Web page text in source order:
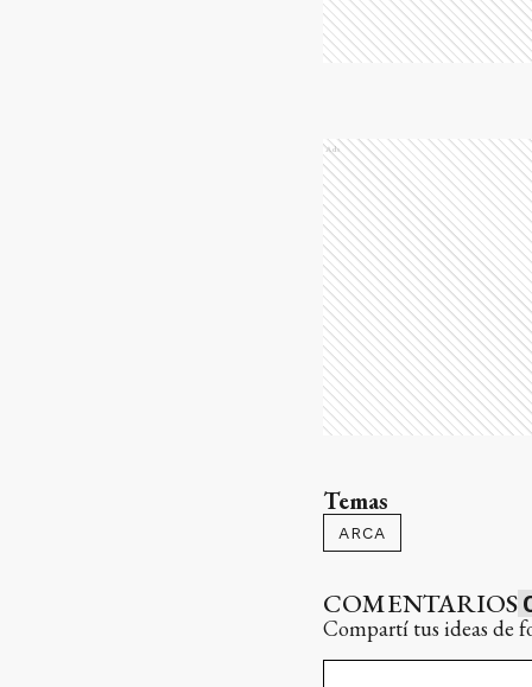
Ads
Temas
ARCA
COMENTARIOS
Compartí tus ideas de